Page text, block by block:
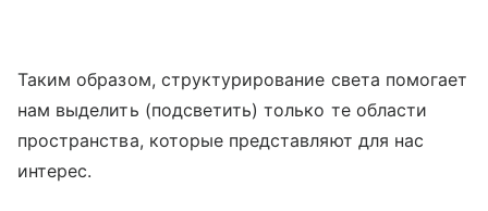
Таким образом, структурирование света помогает
нам выделить (подсветить) только те области
пространства, которые представляют для нас
интерес.